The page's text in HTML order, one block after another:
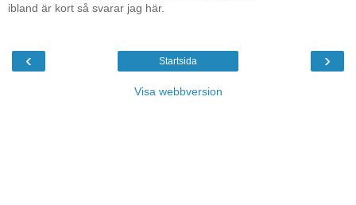
ibland är kort så svarar jag här.
‹ ›
Startsida
Visa webbversion